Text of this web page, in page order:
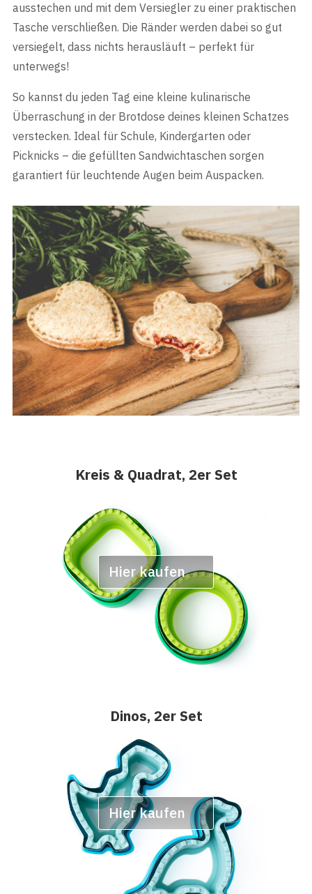
ausstechen und mit dem Versiegler zu einer praktischen
Tasche verschließen. Die Ränder werden dabei so gut
versiegelt, dass nichts herausläuft – perfekt für
unterwegs!
So kannst du jeden Tag eine kleine kulinarische
Überraschung in der Brotdose deines kleinen Schatzes
verstecken. Ideal für Schule, Kindergarten oder
Picknicks – die gefüllten Sandwichtaschen sorgen
garantiert für leuchtende Augen beim Auspacken.
Kreis & Quadrat, 2er Set
Hier kaufen
Dinos, 2er Set
Hier kaufen